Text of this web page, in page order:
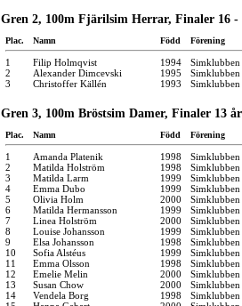
Gren 2, 100m Fjärilsim Herrar, Finaler 16 -
Plac. Namn Född Förening
1 Filip Holmqvist 1994
Simklubben
2
Alexander Dimcevski 1995
Simklubben
3
Christoffer Källén 1993
Gren 3, 100m Bröstsim Damer, Finaler 13
Plac. Namn Född Förening
1 Amanda Platenik 1998
2
Matilda Holström 1998
3
Matilda Larm 1999
Simklubben
4
Emma Dubo 1999
5
Olivia Holm 2000
Simklubben
6
Matilda Hermansson 1999
Simklubben
7
Linea Holström 2000
8
Louise Johansson 1999
9
Elsa Johansson 1998
Simklubben
10
Sofia Alstéus 1999
11
Emma Olsson 1998
12
Emelie Melin 2000
13
Susan Chow 2000
14
Vendela Borg 1998
Simklubben